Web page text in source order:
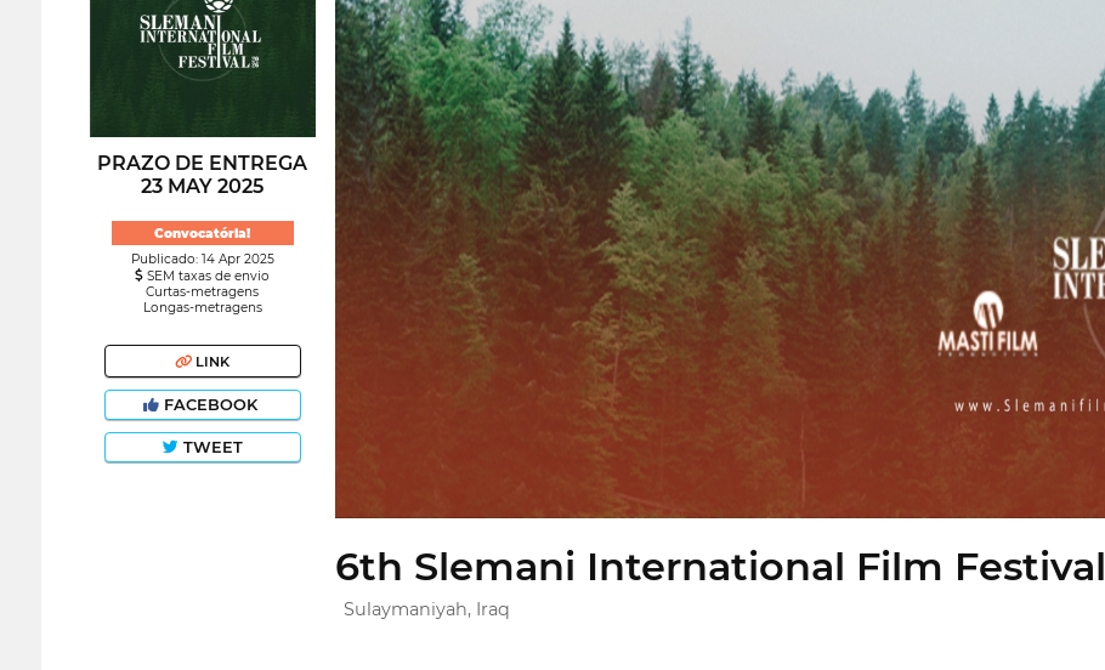
PRAZO DE ENTREGA
23 MAY 2025
Convocatória!
Publicado: 14 Apr 2025
SEM taxas de envio
Curtas-metragens
Longas-metragens
LINK
FACEBOOK
TWEET
6th Slemani International Film Festival
Sulaymaniyah, Iraq